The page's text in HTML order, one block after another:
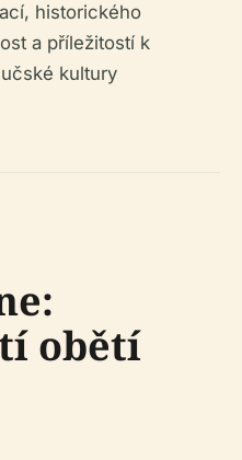
historického
a příležitostí k
kultury
obětí